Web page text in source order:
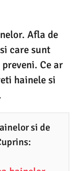
Afla de
care sunt
Ce ar
hainele si
si de